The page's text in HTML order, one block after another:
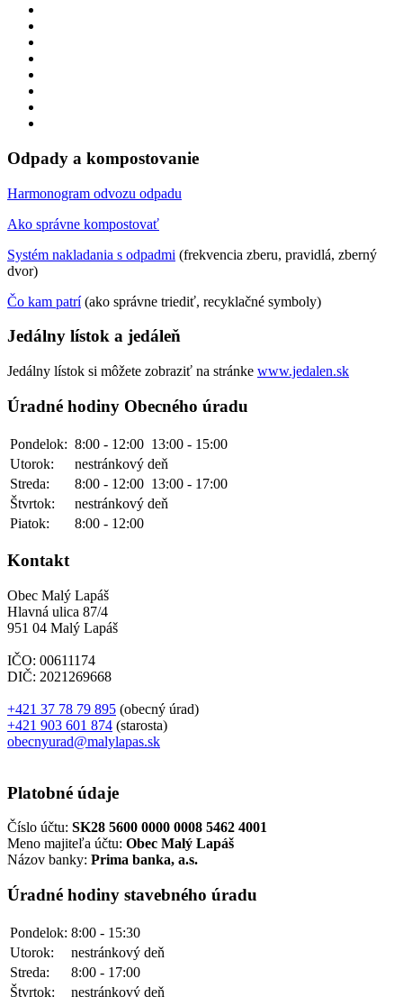
Odpady a kompostovanie
Harmonogram odvozu odpadu
Ako správne kompostovať
Systém nakladania s odpadmi (frekvencia zberu, pravidlá, zberný
dvor)
Čo kam patrí(ako správne triediť, recyklačné symboly)
Jedálny lístok a jedáleň
Jedálny lístok si môžete zobraziť na stránke www.jedalen.sk
Úradné hodiny Obecného úradu
Pondelok: 8:00 - 12:00 13:00 - 15:00
Utorok:
nestránkový deň
Streda:
8:00 - 12:00 13:00 - 17:00
Štvrtok:
nestránkový deň
Piatok:
8:00 - 12:00
Kontakt
Obec Malý Lapáš
Hlavná ulica 87/4
951 04 Malý Lapáš
IČO: 00611174
DIČ: 2021269668
+421 37 78 79 895 (obecný úrad)
+421 903 601 874 (starosta)
obecnyurad@malylapas.sk
Platobné údaje
Číslo účtu: SK28 5600 0000 0008 5462 4001
Meno majiteľa účtu: Obec Malý Lapáš
Názov banky: Prima banka, a.s.
Úradné hodiny stavebného úradu
Pondelok: 8:00 - 15:30
Utorok:
nestránkový deň
Streda:
8:00 - 17:00
Štvrtok:
nestránkový deň